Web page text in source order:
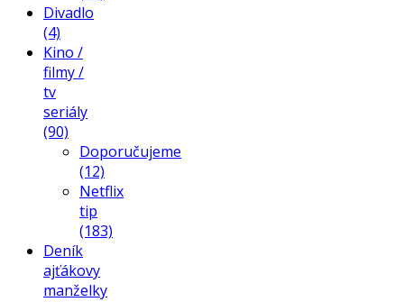
Divadlo
(4)
Kino /
filmy /
tv
seriály
(90)
Doporučujeme
(12)
Netflix
tip
(183)
Deník
ajťákovy
manželky